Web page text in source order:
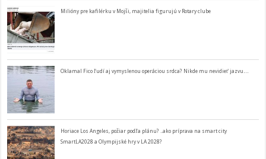
Milióny pre kafilérku v Mojši, majitelia figurujú v Rotary clube
Oklamal Fico ľudí aj vymyslenou operáciou srdca? Nikde mu nevidieť jazvu…
Horiace Los Angeles, požiar podľa plánu? ..ako príprava na smart city
SmartLA2028 a Olympijské hry v LA 2028?